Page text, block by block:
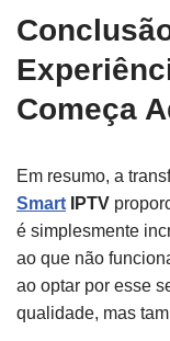
Começa
Em resumo, a
Smart IPTV
é simplesmente
ao que não
ao optar por esse
qualidade, mas